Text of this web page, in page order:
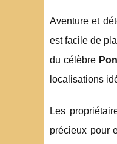
Aventure et
est facile de
du célèbre
localisations
Les
précieux pour